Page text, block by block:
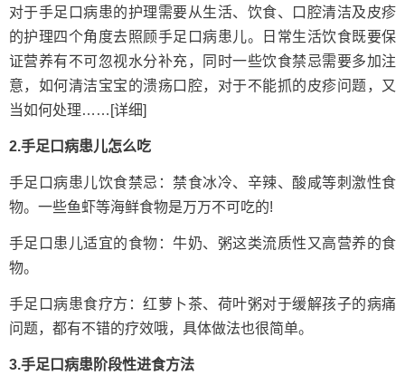
对于手足口病患的护理需要从生活、饮食、口腔清洁及皮疹
的护理四个角度去照顾手足口病患儿。日常生活饮食既要保
证营养有不可忽视水分补充，同时一些饮食禁忌需要多加注
意，如何清洁宝宝的溃疡口腔，对于不能抓的皮疹问题，又
当如何处理……[详细]
2.手足口病患儿怎么吃
手足口病患儿饮食禁忌：禁食冰冷、辛辣、酸咸等刺激性食
物。一些鱼虾等海鲜食物是万万不可吃的!
手足口患儿适宜的食物：牛奶、粥这类流质性又高营养的食
物。
手足口病患食疗方：红萝卜茶、荷叶粥对于缓解孩子的病痛
问题，都有不错的疗效哦，具体做法也很简单。
3.手足口病患阶段性进食方法